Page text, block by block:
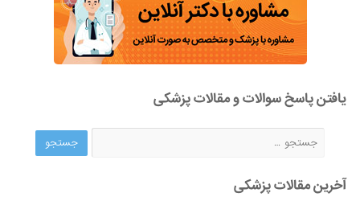
یافتن پاسخ سوالات و مقالات پزشکی
آخرین مقالات پزشکی